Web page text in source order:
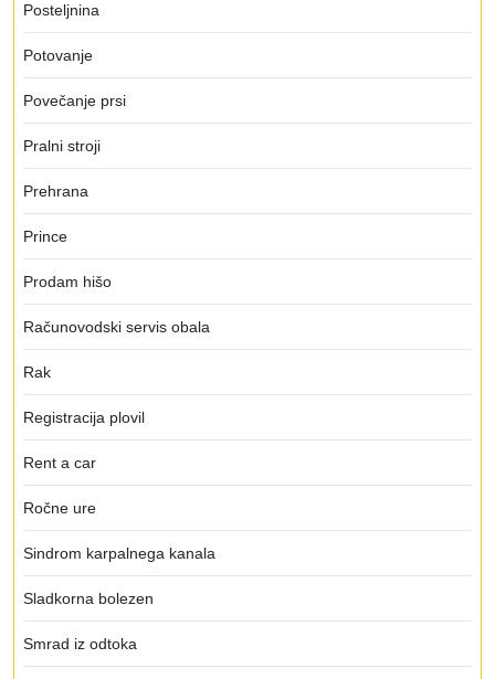
Posteljnina
Potovanje
Povečanje prsi
Pralni stroji
Prehrana
Prince
Prodam hišo
Računovodski servis obala
Rak
Registracija plovil
Rent a car
Ročne ure
Sindrom karpalnega kanala
Sladkorna bolezen
Smrad iz odtoka